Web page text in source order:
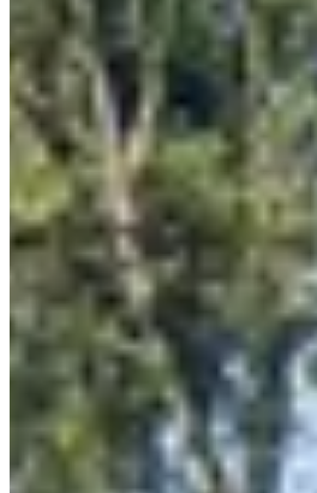
Porque ¿qué mejor que un buen sonido
dos ruedas?
Los recorridos:
31,7 km: Salida libre entre las 13:30 y
para un paseo tranquilo, pero divertido!
•61,2 km
: Salida libre entre las 13:00
más desafiante, pero con algunos
81,4 km
: Salida libre entre las 12:30 y
más atrevidos, es un desafío que vale la
Descubre los recorridos en [haciendo
accessed via this link:
https://drive.google.com/file/d/
Zjmbo/view?usp=share_link). 👈